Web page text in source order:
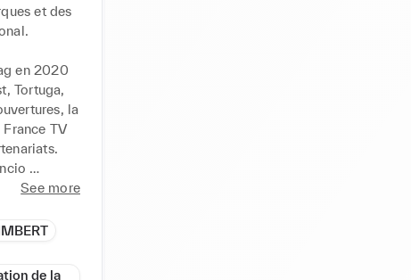
et des
en 2020
Tortuga,
la
TV
du
d'un
et les
See more
de la